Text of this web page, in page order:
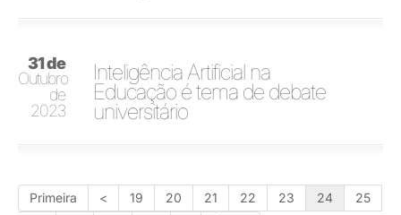
31 de
Outubro
de
2023
Inteligência Artificial na
Educação é tema de debate
universitário
Primeira < 19 20 21 22 23 24
25